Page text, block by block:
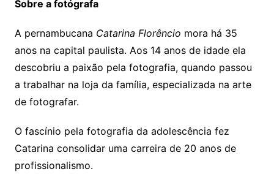
Sobre a fotógrafa
A pernambucana Catarina Florêncio mora há 35
anos na capital paulista. Aos 14 anos de idade ela
descobriu a paixão pela fotografia, quando passou
a trabalhar na loja da família, especializada na arte
de fotografar.
O fascínio pela fotografia da adolescência fez
Catarina consolidar uma carreira de 20 anos de
profissionalismo.